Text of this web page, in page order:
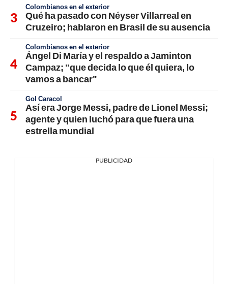
Colombianos en el exterior
Qué ha pasado con Néyser Villarreal en
Cruzeiro; hablaron en Brasil de su ausencia
Colombianos en el exterior
Ángel Di María y el respaldo a Jaminton
Campaz; "que decida lo que él quiera, lo
vamos a bancar"
Gol Caracol
Así era Jorge Messi, padre de Lionel Messi;
agente y quien luchó para que fuera una
estrella mundial
PUBLICIDAD